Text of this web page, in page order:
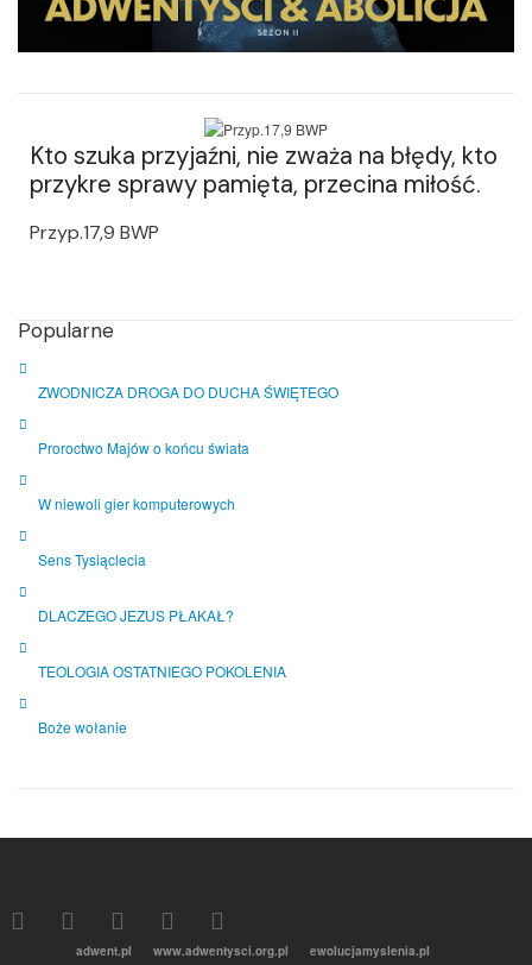
Kto szuka przyjaźni, nie zważa na błędy, kto
przykre sprawy pamięta, przecina miłość.
Przyp.17,9 BWP
Popularne
ZWODNICZA DROGA DO DUCHA ŚWIĘTEGO
Proroctwo Majów o końcu świata
W niewoli gier komputerowych
Sens Tysiąclecia
DLACZEGO JEZUS PŁAKAŁ?
TEOLOGIA OSTATNIEGO POKOLENIA
Boże wołanie
adwent.pl www.adwentysci.org.pl
ewolucjamyslenia.pl